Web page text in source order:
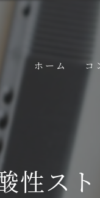
ホーム コ
性ス